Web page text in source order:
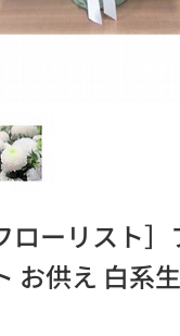
ローリスト
お供え 白系